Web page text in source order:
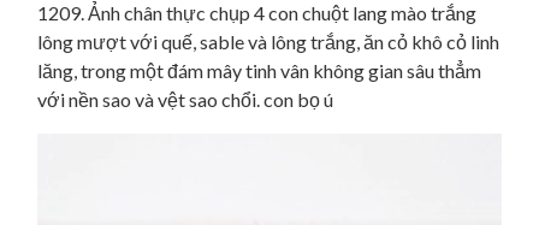
1209. Ảnh chân thực chụp 4 con chuột lang mào trắng
lông mượt với quế, sable và lông trắng, ăn cỏ khô cỏ linh
lăng, trong một đám mây tinh vân không gian sâu thẳm
với nền sao và vệt sao chổi. con bọ ú